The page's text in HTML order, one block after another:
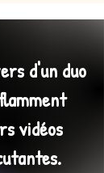
d'un duo
vidéos